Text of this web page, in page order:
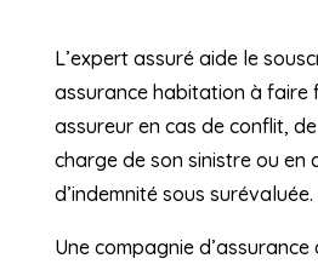
L’expert assuré aide le
assurance habitation à faire
assureur en cas de conflit,
charge de son sinistre ou en
d’indemnité sous surévaluée.
Une compagnie